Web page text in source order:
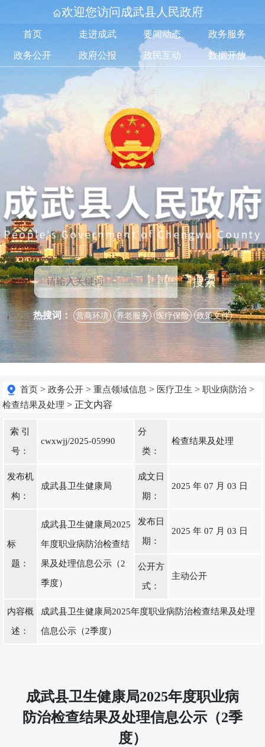
欢迎您访问成武县人民政府
首页 走进成武 要闻动态 政务服务
政务公开 政府公报 政民互动 数据开放
搜索
热搜词： 营商环境 养老服务 医疗保险 政策文件
首页 >政务公开 >重点领域信息 > 医疗卫生 >职业病防治 >
检查结果及处理 > 正文内容
索 引
号：
cwxwjj/2025-05990
分
类：
检查结果及处理
发布机
构：
成武县卫生健康局
成文日
期：
2025 年 07 月 03 日
标
题：
成武县卫生健康局2025
年度职业病防治检查结
果及处理信息公示（2
季度）
发布日
期：
2025 年 07 月 03 日
公开方
式：
主动公开
内容概
述：
成武县卫生健康局2025年度职业病防治检查结果及处理
信息公示（2季度）
成武县卫生健康局2025年度职业病
防治检查结果及处理信息公示（2季
度）